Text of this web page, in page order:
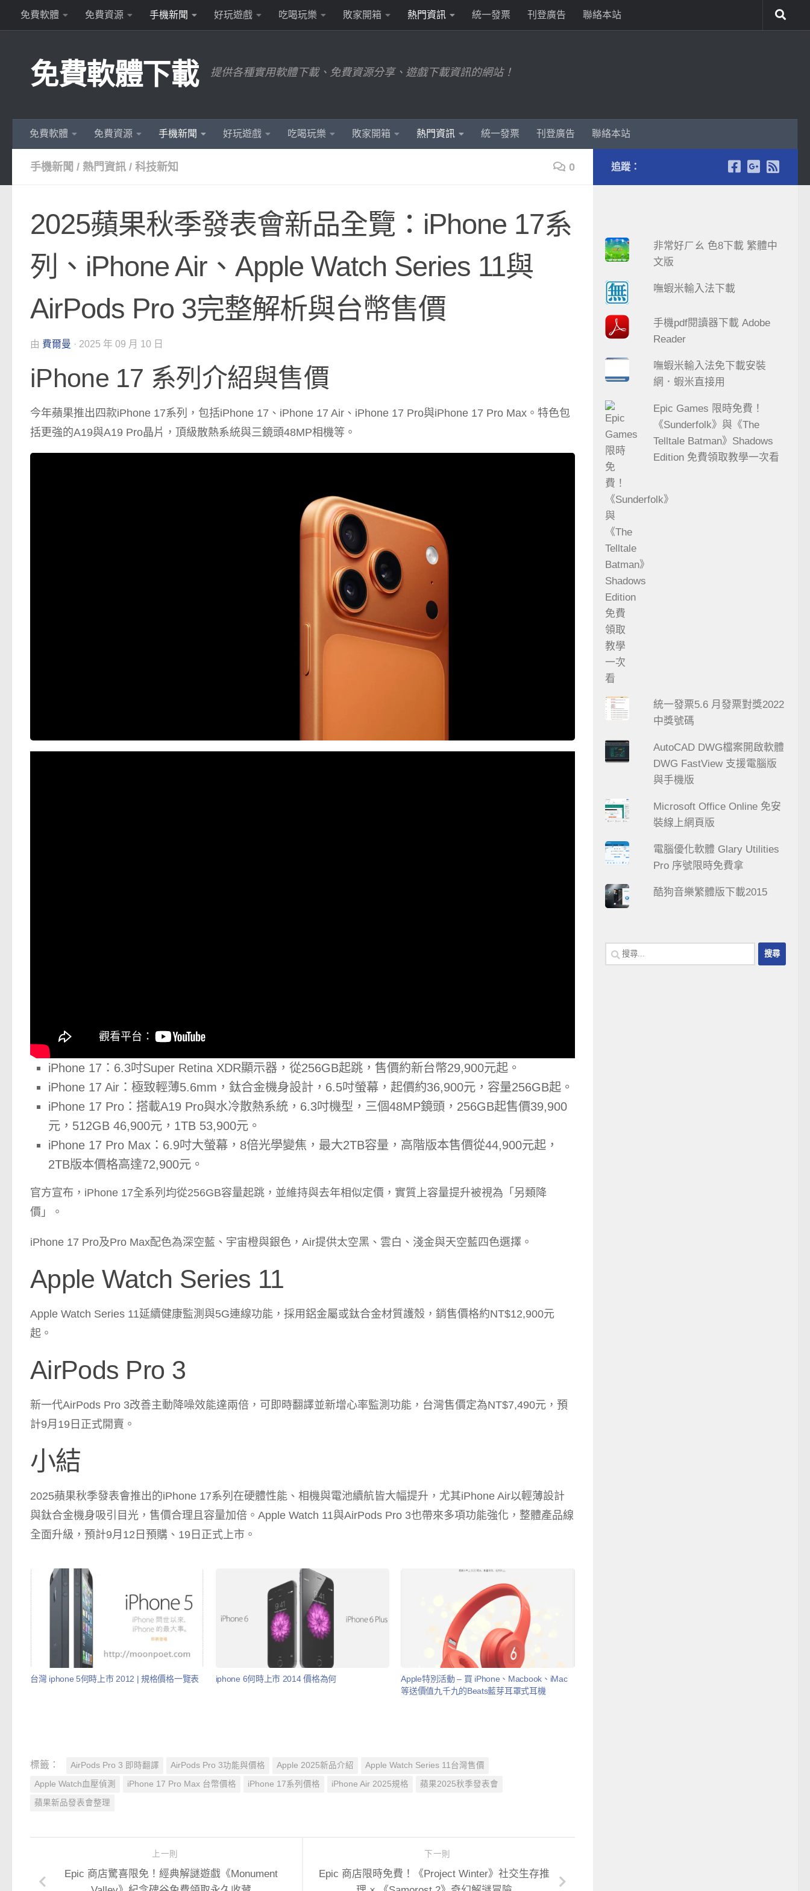
Skip to content
免費軟體 免費資源 手機新聞 好玩遊戲 吃喝玩樂 敗家開箱 熱門資訊 統一發票 刊登廣告 聯絡本站
免費軟體下載 提供各種實用軟體下載、免費資源分享、遊戲下載資訊的網站！
免費軟體 免費資源 手機新聞 好玩遊戲 吃喝玩樂 敗家開箱 熱門資訊 統一發票 刊登廣告 聯絡本站
手機新聞 / 熱門資訊 / 科技新知 0
2025蘋果秋季發表會新品全覽：iPhone 17系
列、iPhone Air、Apple Watch Series 11與
AirPods Pro 3完整解析與台幣售價
由 費爾曼 · 2025 年 09 月 10 日
iPhone 17 系列介紹與售價
今年蘋果推出四款iPhone 17系列，包括iPhone 17、iPhone 17 Air、iPhone 17 Pro與iPhone 17 Pro Max。特色包
括更強的A19與A19 Pro晶片，頂級散熱系統與三鏡頭48MP相機等。
iPhone 17：6.3吋Super Retina XDR顯示器，從256GB起跳，售價約新台幣29,900元起。
iPhone 17 Air：極致輕薄5.6mm，鈦合金機身設計，6.5吋螢幕，起價約36,900元，容量256GB起。
iPhone 17 Pro：搭載A19 Pro與水冷散熱系統，6.3吋機型，三個48MP鏡頭，256GB起售價39,900
元，512GB 46,900元，1TB 53,900元。
iPhone 17 Pro Max：6.9吋大螢幕，8倍光學變焦，最大2TB容量，高階版本售價從44,900元起，
2TB版本價格高達72,900元。
官方宣布，iPhone 17全系列均從256GB容量起跳，並維持與去年相似定價，實質上容量提升被視為「另類降
價」。
iPhone 17 Pro及Pro Max配色為深空藍、宇宙橙與銀色，Air提供太空黑、雲白、淺金與天空藍四色選擇。
Apple Watch Series 11
Apple Watch Series 11延續健康監測與5G連線功能，採用鋁金屬或鈦合金材質護殼，銷售價格約NT$12,900元
起。
AirPods Pro 3
新一代AirPods Pro 3改善主動降噪效能達兩倍，可即時翻譯並新增心率監測功能，台灣售價定為NT$7,490元，預
計9月19日正式開賣。
小結
2025蘋果秋季發表會推出的iPhone 17系列在硬體性能、相機與電池續航皆大幅提升，尤其iPhone Air以輕薄設計
與鈦合金機身吸引目光，售價合理且容量加倍。Apple Watch 11與AirPods Pro 3也帶來多項功能強化，整體產品線
全面升級，預計9月12日預購、19日正式上市。
台灣 iphone 5何時上市 2012 | 規格價格一覽表 iphone 6何時上市 2014 價格為何
Apple特別活動 – 買 iPhone、Macbook、iMac
等送價值九千九的Beats藍芽耳罩式耳機
標籤： AirPods Pro 3 即時翻譯 AirPods Pro 3功能與價格 Apple 2025新品介紹 Apple Watch Series 11台灣售價
Apple Watch血壓偵測 iPhone 17 Pro Max 台幣價格 iPhone 17系列價格 iPhone Air 2025規格 蘋果2025秋季發表會
蘋果新品發表會整理
下一則
Epic 商店限時免費！《Project Winter》社交生存推
上一則
Epic 商店驚喜限免！經典解謎遊戲《Monument
追蹤：
非常好ㄏㄠ 色8下載 繁體中
文版
嘸蝦米輸入法下載
手機pdf閱讀器下載 Adobe
Reader
嘸蝦米輸入法免下載安裝
網．蝦米直接用
Epic Games 限時免費！
《Sunderfolk》與《The
Telltale Batman》Shadows
Edition 免費領取教學一次看
統一發票5.6 月發票對獎2022
中獎號碼
AutoCAD DWG檔案開啟軟體
DWG FastView 支援電腦版
與手機版
Microsoft Office Online 免安
裝線上網頁版
電腦優化軟體 Glary Utilities
Pro 序號限時免費拿
酷狗音樂繁體版下載2015
搜
尋